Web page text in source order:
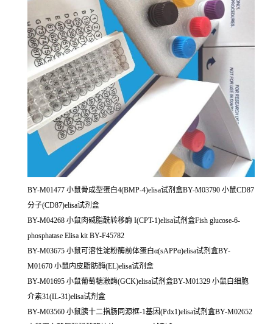
BY-M01477 小鼠骨成型蛋白4(BMP-4)elisa试剂盒BY-M03790 小鼠CD87
分子(CD87)elisa试剂盒
BY-M04268 小鼠肉碱脂酰转移酶 I(CPT-1)elisa试剂盒Fish glucose-6-
phosphatase Elisa kit BY-F45782
BY-M03675 小鼠可溶性淀粉酶前体蛋白α(sAPPα)elisa试剂盒BY-
M01670 小鼠内皮脂肪酶(EL)elisa试剂盒
BY-M01695 小鼠葡萄糖激酶(GCK)elisa试剂盒BY-M01329 小鼠白细胞
介素31(IL-31)elisa试剂盒
BY-M03560 小鼠胰十二指肠同源框-1基因(Pdx1)elisa试剂盒BY-M02652